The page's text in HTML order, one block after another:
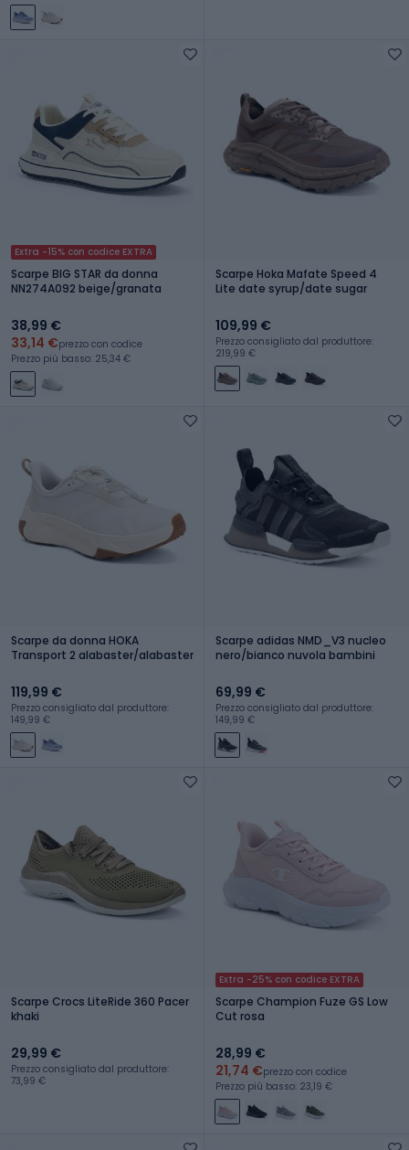
Extra -15% con codice EXTRA
Scarpe BIG STAR da donna
NN274A092 beige/granata
38,99 €
33,14 €prezzo con codice
Prezzo più basso: 25,34 €
Scarpe Hoka Mafate Speed 4
Lite date syrup/date sugar
109,99 €
Prezzo consigliato dal produttore:
219,99 €
Scarpe da donna HOKA
Transport 2 alabaster/alabaster
119,99 €
Prezzo consigliato dal produttore:
149,99 €
Scarpe adidas NMD_V3 nucleo
nero/bianco nuvola bambini
69,99 €
Prezzo consigliato dal produttore:
149,99 €
Scarpe Crocs LiteRide 360 Pacer
khaki
29,99 €
Prezzo consigliato dal produttore:
73,99 €
Extra -25% con codice EXTRA
Scarpe Champion Fuze GS Low
Cut rosa
28,99 €
21,74 €prezzo con codice
Prezzo più basso: 23,19 €